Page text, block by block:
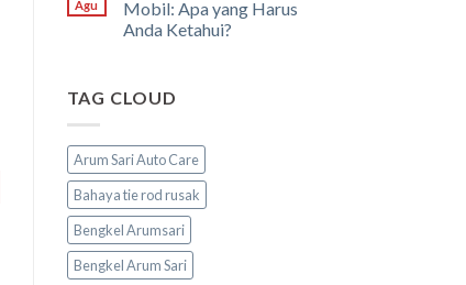
Agu
Mobil: Apa yang Harus
Anda Ketahui?
TAG CLOUD
Arum Sari Auto Care
Bahaya tie rod rusak
Bengkel Arumsari
Bengkel Arum Sari